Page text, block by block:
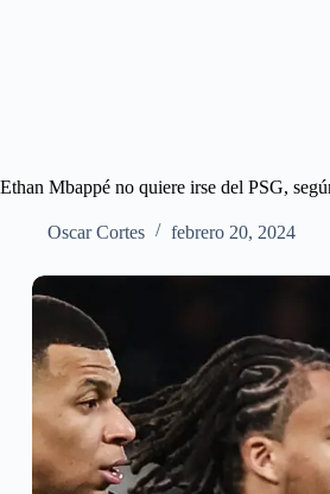
Ethan Mbappé no quiere irse del PSG,
Oscar Cortes febrero 20, 2024